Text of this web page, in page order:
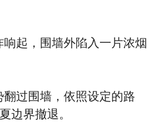
，围墙外陷入一片浓烟
围墙，依照设定的路
边界撤退。